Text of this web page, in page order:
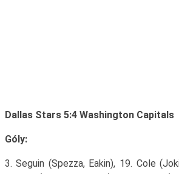
Dallas Stars 5:4 Washington Capitals
Góly:
3. Seguin (Spezza, Eakin), 19. Cole